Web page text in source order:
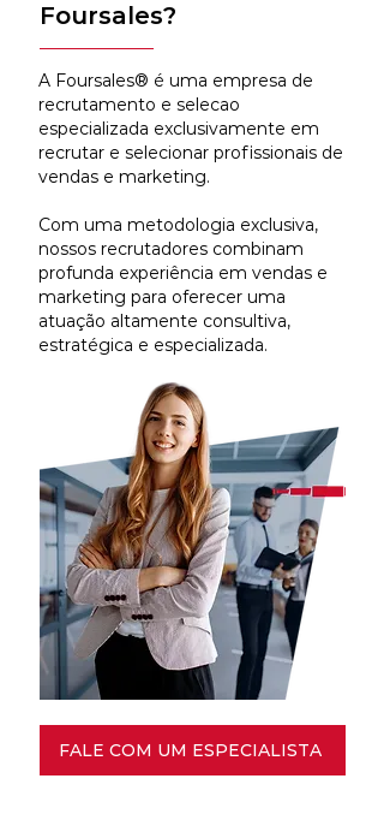
Foursales?
A Foursales® é uma empresa de
recrutamento e selecao
especializada exclusivamente em
recrutar e selecionar profissionais de
vendas e marketing.
Com uma metodologia exclusiva,
nossos recrutadores combinam
profunda experiência em vendas e
marketing para oferecer uma
atuação altamente consultiva,
estratégica e especializada.
FALE COM UM ESPECIALISTA